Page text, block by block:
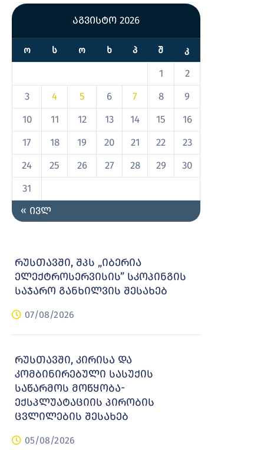
აგვისტო 2026
Ო Ს Ო Ხ Პ Შ Კ
1
2
3
4 5 6 7 8
9
10
11 12 13 14 15
16
17
18 19 20 21 22
23
24
25 26 27 28 29
30
31
« ივლ
რუსთავში, შპს „იბერია
ელექტროსერვისის” სკოპინგის
საჯარო განხილვის შესახებ
07/08/2026
რუსთავში, კირისა და
კომბინირებული სასუქის
საწარმოს მოწყობა-
ექსპლუატაციის პირობის
ცვლილების შესახებ
05/08/2026